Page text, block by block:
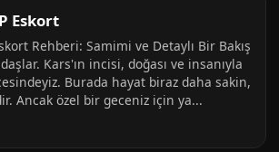
Eskort
Rehberi: Samimi ve Detaylı Bir Bakış
Kars'ın incisi, doğası ve insanıyla
Burada hayat biraz daha sakin,
Ancak özel bir geceniz için ya...